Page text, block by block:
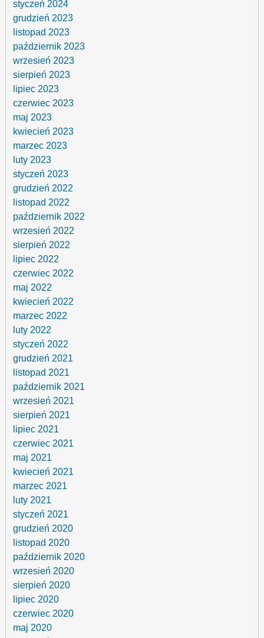
styczeń 2024
grudzień 2023
listopad 2023
październik 2023
wrzesień 2023
sierpień 2023
lipiec 2023
czerwiec 2023
maj 2023
kwiecień 2023
marzec 2023
luty 2023
styczeń 2023
grudzień 2022
listopad 2022
październik 2022
wrzesień 2022
sierpień 2022
lipiec 2022
czerwiec 2022
maj 2022
kwiecień 2022
marzec 2022
luty 2022
styczeń 2022
grudzień 2021
listopad 2021
październik 2021
wrzesień 2021
sierpień 2021
lipiec 2021
czerwiec 2021
maj 2021
kwiecień 2021
marzec 2021
luty 2021
styczeń 2021
grudzień 2020
listopad 2020
październik 2020
wrzesień 2020
sierpień 2020
lipiec 2020
czerwiec 2020
maj 2020